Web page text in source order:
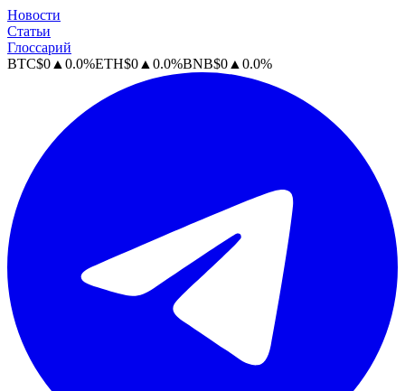
Новости
Статьи
Глоссарий
BTC$0 ▲ 0.0%ETH$0 ▲ 0.0%BNB$0 ▲ 0.0%